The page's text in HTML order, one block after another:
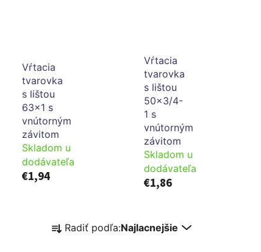
Vŕtacia
tvarovka
s lištou
63x1 s
vnútorným
závitom
Skladom u
dodávateľa
€1,94
Vŕtacia
tvarovka
s lištou
50x3/4-
1 s
vnútorným
závitom
Skladom u
dodávateľa
€1,86
a Radiť podľa:Najlacnejšie